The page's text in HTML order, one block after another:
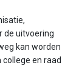
de uitvoering
kan worden
en raad